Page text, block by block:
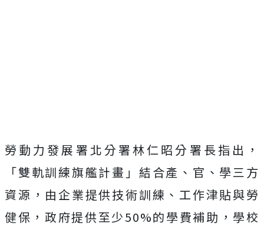
勞動力發展署北分署林仁昭分署長指出，
「雙軌訓練旗艦計畫」結合產、官、學三方
資源，由企業提供技術訓練、工作津貼與勞
健保，政府提供至少50%的學費補助，學校